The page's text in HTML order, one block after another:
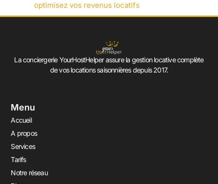
optimisez vos revenus locatifs
La conciergerie YourHostHelper assure la gestion locative complète
de vos locations saisonnières depuis 2017.
Menu
Accueil
A propos
Services
Tarifs
Notre réseau